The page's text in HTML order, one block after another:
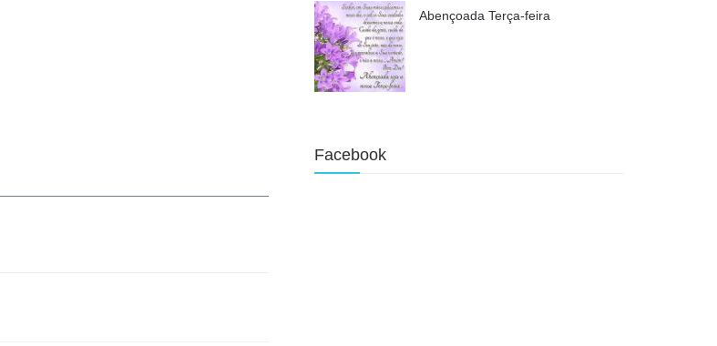
Abençoada Terça-feira
Facebook